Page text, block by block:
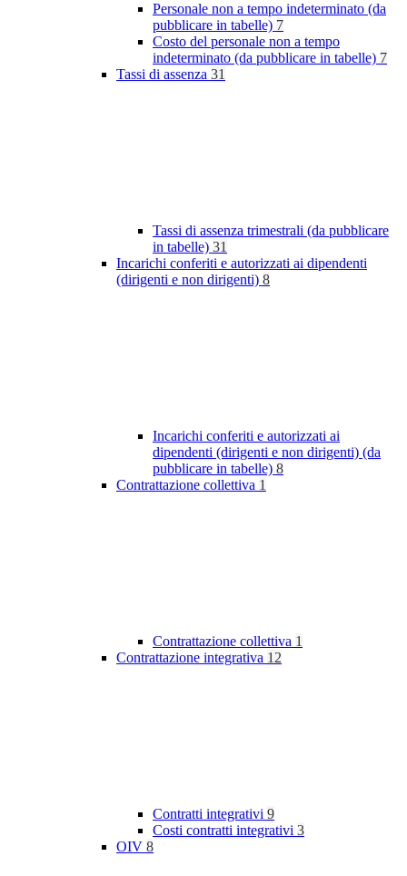
Personale non a tempo indeterminato (da
pubblicare in tabelle) 7
Costo del personale non a tempo
indeterminato (da pubblicare in tabelle) 7
Tassi di assenza 31
Tassi di assenza trimestrali (da pubblicare
in tabelle) 31
Incarichi conferiti e autorizzati ai dipendenti
(dirigenti e non dirigenti) 8
Incarichi conferiti e autorizzati ai
dipendenti (dirigenti e non dirigenti) (da
pubblicare in tabelle) 8
Contrattazione collettiva 1
Contrattazione collettiva 1
Contrattazione integrativa 12
Contratti integrativi 9
Costi contratti integrativi 3
OIV 8